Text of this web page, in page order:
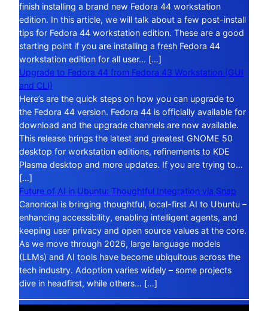
finish installing a brand new Fedora 44 workstation
edition. In this article, we will talk about a few post-install
tips for Fedora 44 workstation edition. These are a good
starting point if you are installing a fresh Fedora 44
workstation edition for all user… […]
Upgrade to Fedora 44 from Fedora 43 Workstation (GUI
and CLI)
Here’s are the quick steps on how you can upgrade to
the Fedora 44 version. Fedora 44 is officially available for
download and the upgrade channels are now available.
This release brings the latest and greatest GNOME 50
desktop for workstation editions, refinements to KDE
Plasma desktop and more updates. If you are trying to…
[…]
Future of AI in Ubuntu: Thoughtful Integration via Snap
Canonical is bringing thoughtful, local-first AI to Ubuntu –
enhancing accessibility, enabling intelligent agents, and
keeping user privacy and open source values at the core.
As we move through 2026, large language models
(LLMs) and AI tools have become ubiquitous across the
tech industry. Adoption varies widely – some projects
dive in headfirst, while others… […]